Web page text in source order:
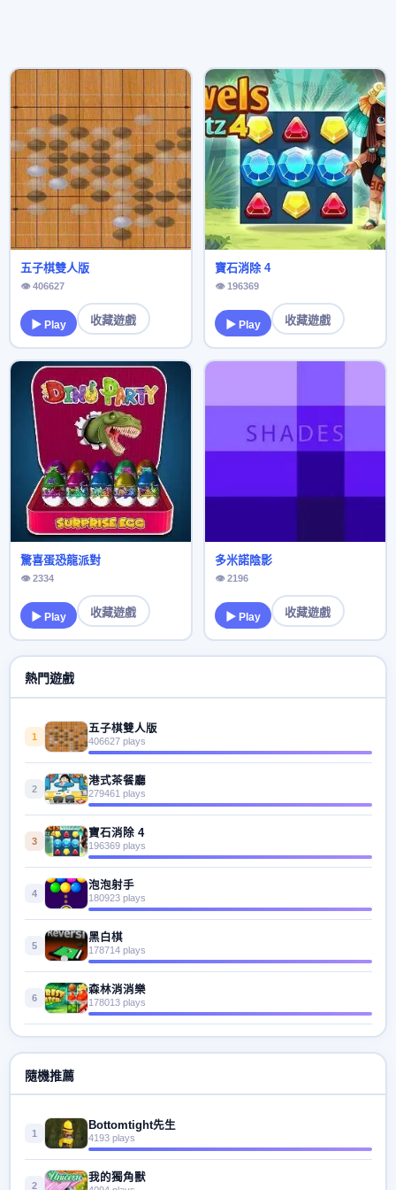
五子棋雙人版
👁 406627
▶ Play 收藏遊戲
寶石消除 4
👁 196369
▶ Play 收藏遊戲
驚喜蛋恐龍派對
👁 2334
▶ Play 收藏遊戲
多米諾陰影
👁 2196
▶ Play 收藏遊戲
熱門遊戲
1
五子棋雙人版
406627 plays
2
港式茶餐廳
279461 plays
3
寶石消除 4
196369 plays
4
泡泡射手
180923 plays
5
黑白棋
178714 plays
6
森林消消樂
178013 plays
隨機推薦
1
Bottomtight先生
4193 plays
2
我的獨角獸